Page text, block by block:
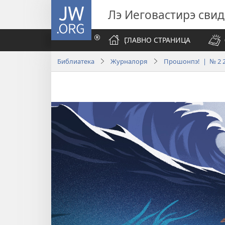
JW.ORG
Лэ Иеговастирэ
ӶЛАВНО СТРАНИЦА
Библиатека Журналоря Прошонпэ! | № 2